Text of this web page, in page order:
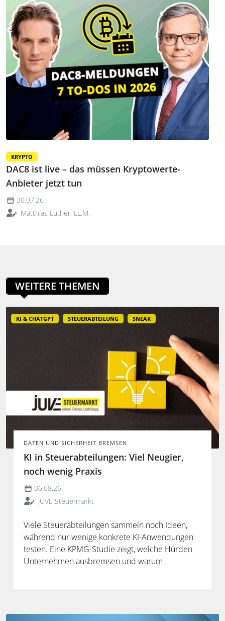
KRYPTO
DAC8 ist live – das müssen Kryptowerte-
Anbieter jetzt tun
30.07.26
Matthias Luther, LL.M.
WEITERE THEMEN
KI & CHATGPT STEUERABTEILUNG SNEAK
DATEN UND SICHERHEIT BREMSEN
KI in Steuerabteilungen: Viel Neugier,
noch wenig Praxis
06.08.26
JUVE Steuermarkt
Viele Steuerabteilungen sammeln noch Ideen,
während nur wenige konkrete KI-Anwendungen
testen. Eine KPMG-Studie zeigt, welche Hürden
Unternehmen ausbremsen und warum